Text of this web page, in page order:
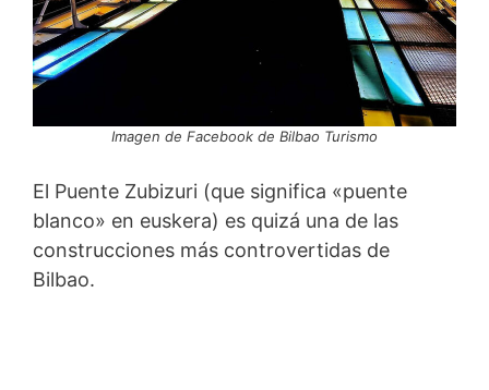
Imagen de Facebook de Bilbao Turismo
El Puente Zubizuri (que significa «puente
blanco» en euskera) es quizá una de las
construcciones más controvertidas de
Bilbao.